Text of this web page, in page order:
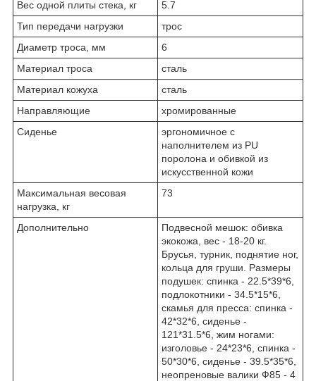
Вес одной плиты стека, кг
5.7
Тип передачи нагрузки
трос
Диаметр троса, мм
6
Материал троса
сталь
Материал кожуха
сталь
Направляющие
хромированные
Сиденье
эргономичное с
наполнителем из PU
поролона и обивкой из
искусственной кожи
Максимальная весовая
нагрузка, кг
73
Дополнительно
Подвесной мешок: обивка
экокожа, вес - 18-20 кг.
Брусья, турник, поднятие ног,
кольца для груши. Размеры
подушек: спинка - 22.5*39*6,
подлокотники - 34.5*15*6,
скамья для пресса: спинка -
42*32*6, сиденье -
121*31.5*6, жим ногами:
изголовье - 24*23*6, спинка -
50*30*6, сиденье - 39.5*35*6,
неопреновые валики Ф85 - 4